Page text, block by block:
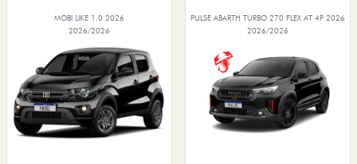
MOBI LIKE 1.0 2026
2026/2026
PULSE ABARTH TURBO 270 FLEX AT 4P 2026
2026/2026